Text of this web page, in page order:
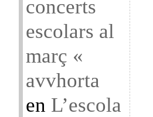
concerts
escolars al
març «
avvhorta
en L’escola